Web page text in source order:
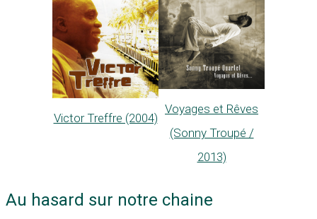
Victor Treffre (2004)
Voyages et Rêves
(Sonny Troupé /
2013)
Au hasard sur notre chaine